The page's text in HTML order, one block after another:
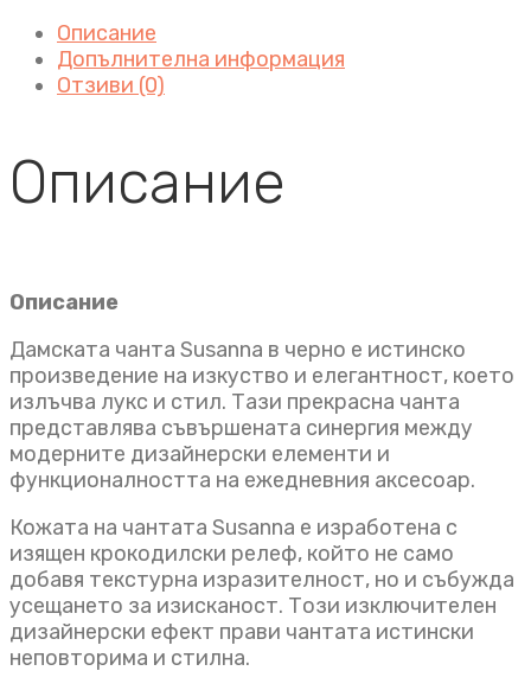
Описание
Допълнителна информация
Отзиви (0)
Описание
Описание
Дамската чанта Susanna в черно е истинско
произведение на изкуство и елегантност, което
излъчва лукс и стил. Тази прекрасна чанта
представлява съвършената синергия между
модерните дизайнерски елементи и
функционалността на ежедневния аксесоар.
Кожата на чантата Susanna е изработена с
изящен крокодилски релеф, който не само
добавя текстурна изразителност, но и събужда
усещането за изисканост. Този изключителен
дизайнерски ефект прави чантата истински
неповторима и стилна.